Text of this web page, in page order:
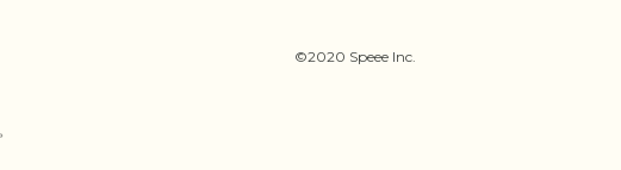
©2020 Speee Inc.